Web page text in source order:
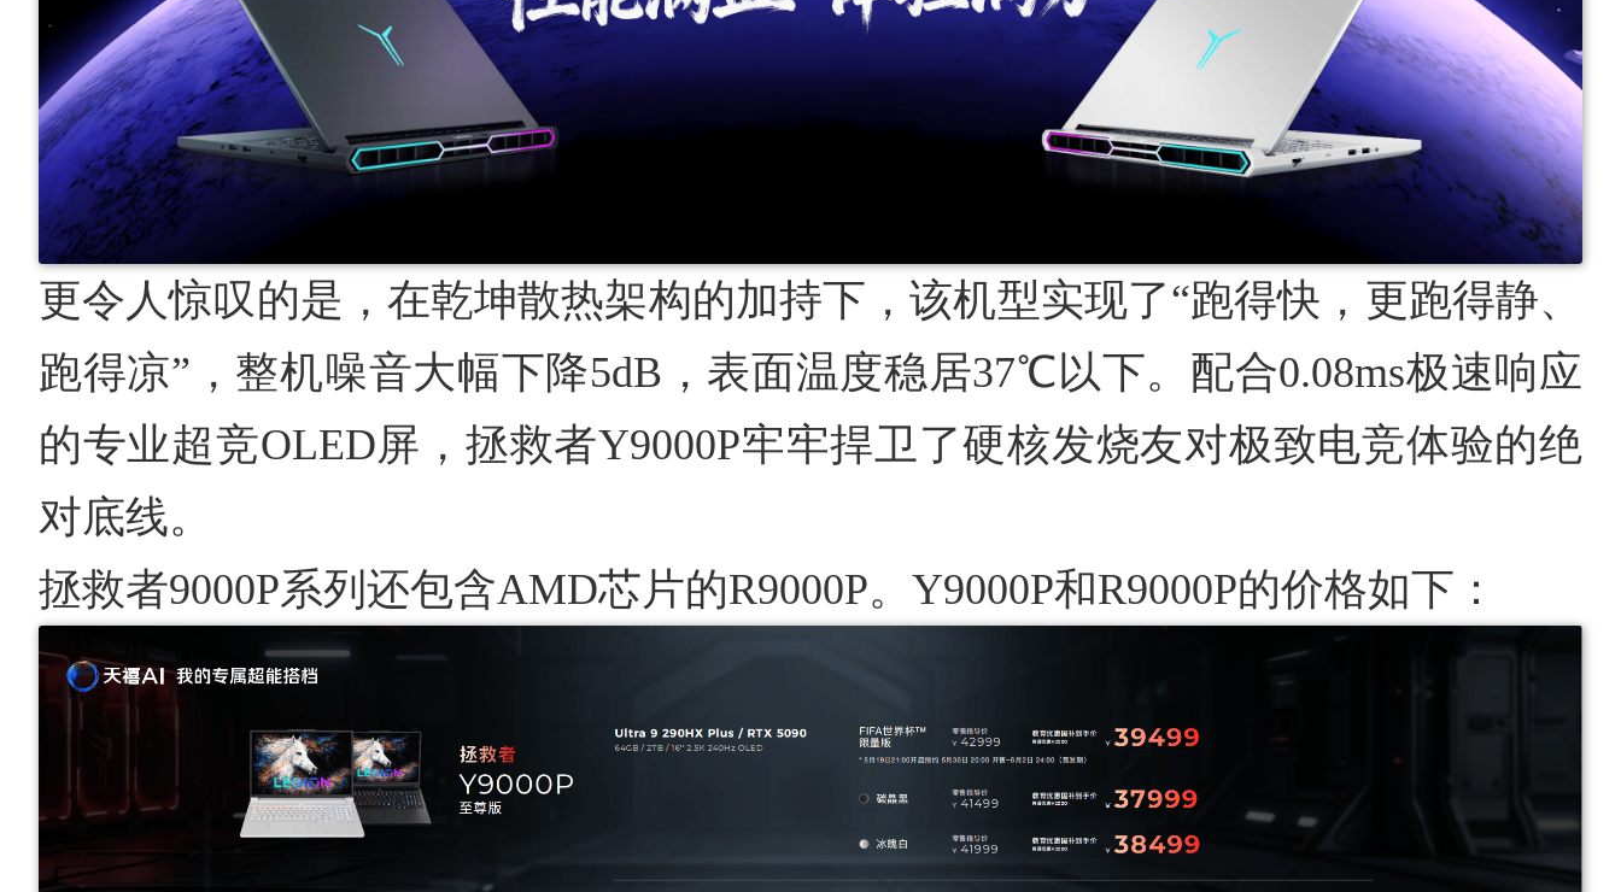
更令人惊叹的是，在乾坤散热架构的加持下，该机型实现了“跑得快，更跑得静、
跑得凉”，整机噪音大幅下降5dB，表面温度稳居37℃以下。配合0.08ms极速响应
的专业超竞OLED屏，拯救者Y9000P牢牢捍卫了硬核发烧友对极致电竞体验的绝
对底线。
拯救者9000P系列还包含AMD芯片的R9000P。Y9000P和R9000P的价格如下：